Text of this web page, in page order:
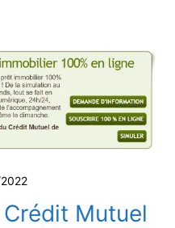
Mutuel